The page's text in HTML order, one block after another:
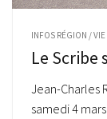
INFOS RÉGION /VIE
Le Scribe
Jean-Charles
samedi 4